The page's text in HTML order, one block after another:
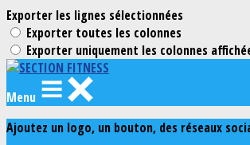
Exporter les lignes sélectionnées
Exporter toutes les colonnes
Exporter uniquement les colonnes
Menu
Ajoutez un logo, un bouton, des réseaux